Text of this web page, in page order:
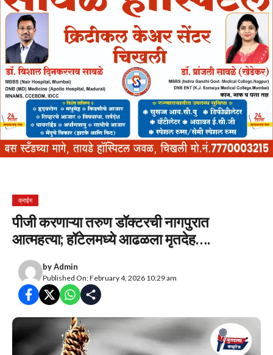
क्राईम
पीजी करणाऱ्या तरुण डॉक्टरची नागपुरात
आत्महत्या; हॉटेलमध्ये आढळला मृतदेह….
byAdmin
Published On: February 4, 2026 10:29 am